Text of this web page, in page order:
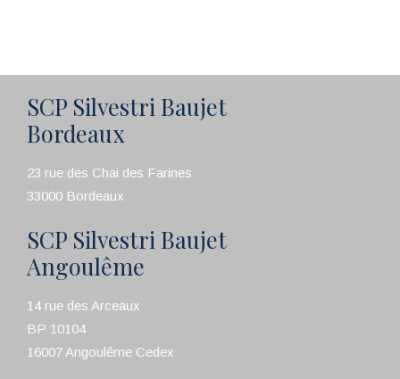
SCP Silvestri Baujet
Bordeaux
23 rue des Chai des Farines
33000 Bordeaux
SCP Silvestri Baujet
Angoulême
14 rue des Arceaux
BP 10104
16007 Angoulême Cedex